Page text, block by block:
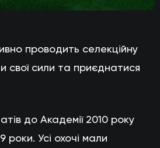
проводить селекційну
свої сили та приєднатися
до Академії 2010 року
Усі охочі мали